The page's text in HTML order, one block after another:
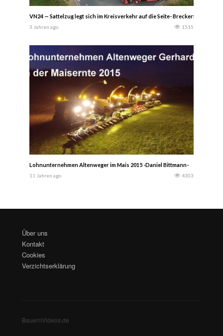
VN24 — Sattelzug legt sich im Kreisverkehr auf die Seite- Breckerfeld /
3 Jahren ago 1515
Lohnunternehmen Altenweger im Mais 2015 -Daniel Bittmann-
11 Jahren ago 4303
Über uns
Kontakt
Cookies
Verzichtserklärung
BauernVideos.de